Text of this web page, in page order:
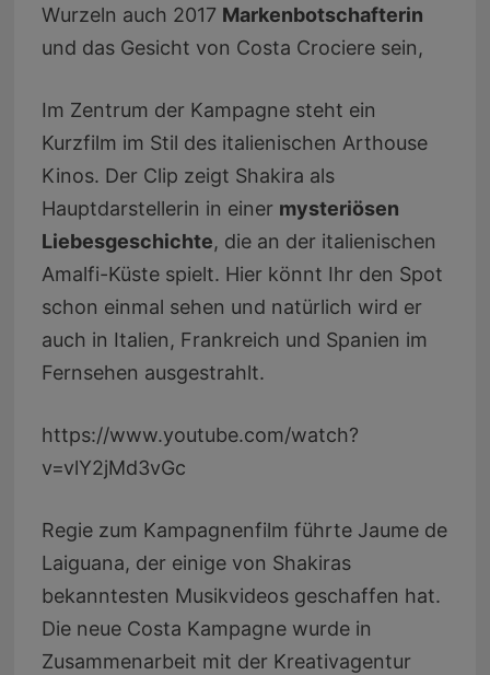
Wurzeln auch 2017 Markenbotschafterin
und das Gesicht von Costa Crociere sein,
Im Zentrum der Kampagne steht ein
Kurzfilm im Stil des italienischen Arthouse
Kinos. Der Clip zeigt Shakira als
Hauptdarstellerin in einer mysteriösen
Liebesgeschichte, die an der italienischen
Amalfi-Küste spielt. Hier könnt Ihr den Spot
schon einmal sehen und natürlich wird er
auch in Italien, Frankreich und Spanien im
Fernsehen ausgestrahlt.
https://www.youtube.com/watch?
v=vlY2jMd3vGc
Regie zum Kampagnenfilm führte Jaume de
Laiguana, der einige von Shakiras
bekanntesten Musikvideos geschaffen hat.
Die neue Costa Kampagne wurde in
Zusammenarbeit mit der Kreativagentur